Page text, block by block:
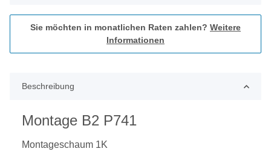
Sie möchten in monatlichen Raten zahlen? Weitere
Informationen
Beschreibung
Montage B2 P741
Montageschaum 1K